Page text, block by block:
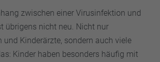
zwischen einer Virusinfektion und
übrigens nicht neu. Nicht nur
und Kinderärzte, sondern auch viele
Kinder haben besonders häufig mit